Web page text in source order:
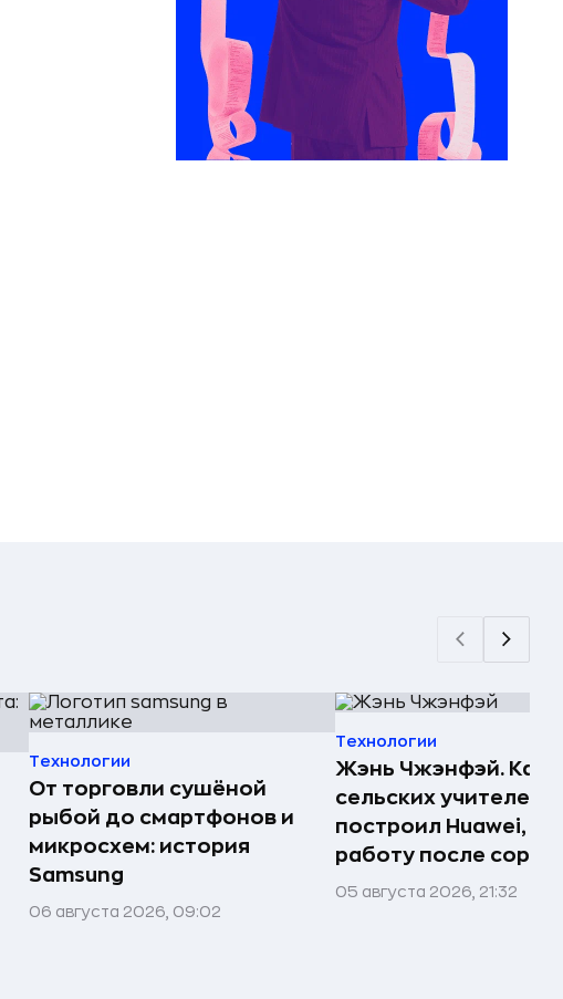
Технологии
От торговли сушёной
рыбой до смартфонов и
микросхем: история
Samsung
06 августа 2026, 09:02
Технологии
Жэнь Чжэнфэй. Как
сельских учителей
построил Huawei,
работу после
05 августа 2026, 21:32